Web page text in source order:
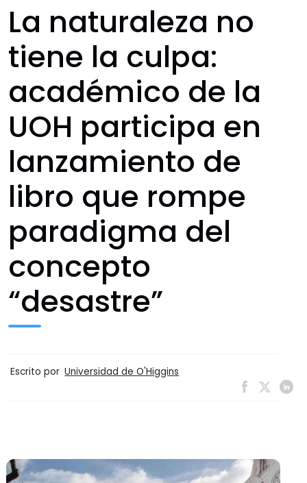
Convocatorias
Documentos descargables
La naturaleza no
tiene la culpa:
académico de la
UOH participa en
lanzamiento de
libro que rompe
paradigma del
concepto
“desastre”
Escrito por Universidad de O'Higgins